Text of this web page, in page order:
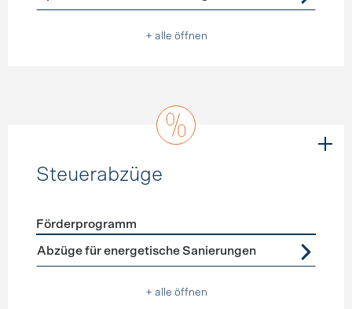
+ alle öffnen
Steuerabzüge
Förderprogramme Steuerabzüge
Förderprogramm
Abzüge für energetische Sanierungen
+ alle öffnen